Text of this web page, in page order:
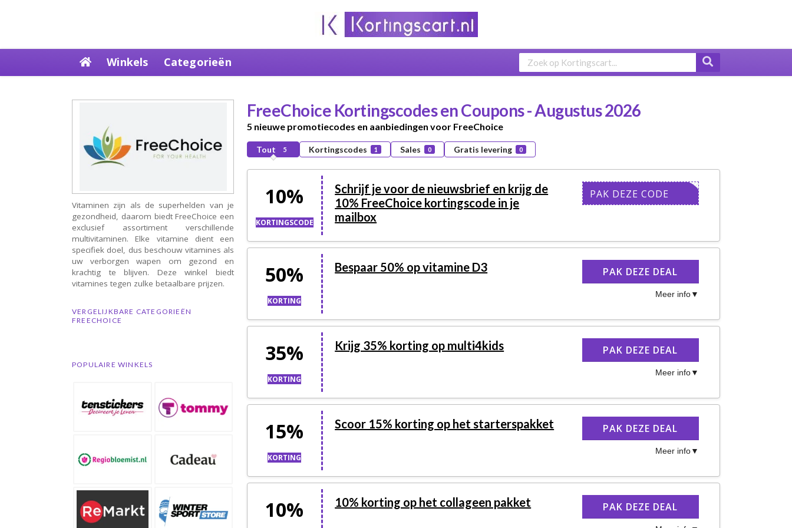
content
Winkels Categorieën
FreeChoice Kortingscodes en Coupons - Augustus 2026
5 nieuwe promotiecodes en aanbiedingen voor FreeChoice
Tout 5 Kortingscodes 1 Sales 0 Gratis levering 0
10%
KORTINGSCODE
Schrijf je voor de nieuwsbrief en krijg de
10% FreeChoice kortingscode in je
mailbox
UWSBRIEF
PAK DEZE CODE
50%
KORTING
Bespaar 50% op vitamine D3 PAK DEZE DEAL
Meer info
35%
KORTING
Krijg 35% korting op multi4kids PAK DEZE DEAL
Meer info
15%
KORTING
Scoor 15% korting op het starterspakket PAK DEZE DEAL
Meer info
10% 10% korting op het collageen pakket PAK DEZE DEAL
Vitaminen zijn als de superhelden van je
gezondheid, daarom biedt FreeChoice een
exclusief assortiment verschillende
multivitaminen. Elke vitamine dient een
specifiek doel, dus beschouw vitamines als
uw verborgen wapen om gezond en
krachtig te blijven. Deze winkel biedt
vitamines tegen zulke betaalbare prijzen.
VERGELIJKBARE CATEGORIEËN
FREECHOICE
POPULAIRE WINKELS